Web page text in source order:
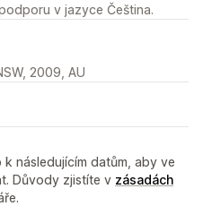
v jazyce Čeština.
2009, AU
následujícím datům, aby ve
Důvody zjistíte v zásadách